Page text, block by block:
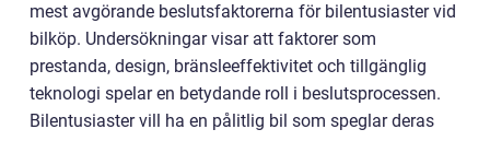
mest avgörande beslutsfaktorerna för bilentusiaster vid
bilköp. Undersökningar visar att faktorer som
prestanda, design, bränsleeffektivitet och tillgänglig
teknologi spelar en betydande roll i beslutsprocessen.
Bilentusiaster vill ha en pålitlig bil som speglar deras